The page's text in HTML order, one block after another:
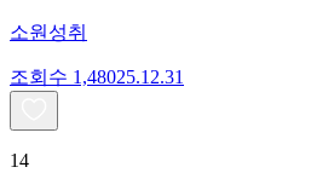
소원성취
조회수 1,48025.12.31
14